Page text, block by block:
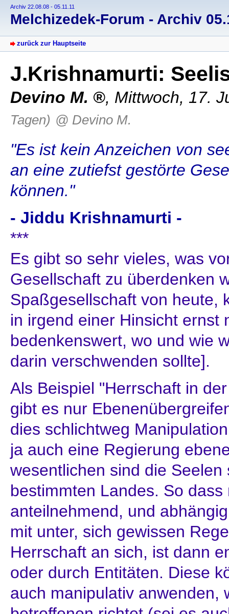
Archiv 22.08.08 - 05.11.11
Melchizedek-Forum - Archiv
zurück zur Hauptseite
J.Krishnamurti:
Devino M. , Mittwoch, 17.
Tagen) @ Devino M.
"Es ist kein Anzeichen von
an eine zutiefst gestörte
können."
- Jiddu Krishnamurti -
***
Es gibt so sehr vieles, was
Gesellschaft zu überdenken
Spaßgesellschaft von heute,
in irgend einer Hinsicht ernst
bedenkenswert, wo und wie
darin verschwenden sollte].
Als Beispiel "Herrschaft in
gibt es nur
dies schlichtweg
ja auch eine Regierung
wesentlichen sind die
bestimmten Landes. So dass
anteilnehmend, und
mit unter, sich gewissen
Herrschaft an sich, ist dann
oder durch Entitäten. Diese
auch manipulativ anwenden,